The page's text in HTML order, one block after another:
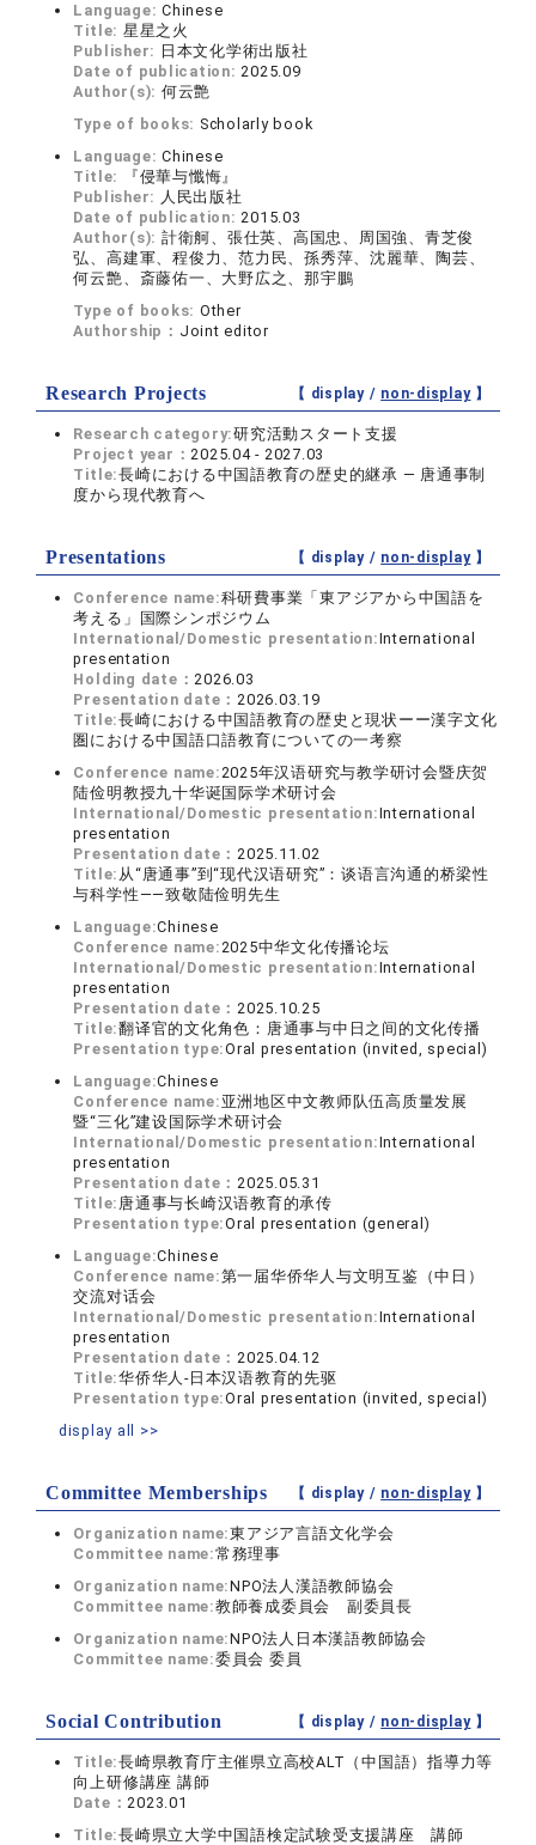
Language:Chinese
Title: 星星之火
Publisher: 日本文化学術出版社
Date of publication:2025.09
Author(s): 何云艶
Type of books: Scholarly book
Language:Chinese
Title:
『侵華与懺悔』
Publisher: 人民出版社
Date of publication:2015.03
Author(s): 計衛舸、張仕英、高国忠、周国強、青芝俊
弘、高建軍、程俊力、范力民、孫秀萍、沈麗華、陶芸、
何云艶、斎藤佑一、大野広之、那宇鵬
Type of books: Other
Authorship： Joint editor
Research Projects 【 display / non-display】
Research category:研究活動スタート支援
Project year：2025.04 - 2027.03
Title:長崎における中国語教育の歴史的継承 ― 唐通事制
度から現代教育へ
Presentations 【 display / non-display】
Conference name:科研費事業「東アジアから中国語を
考える」国際シンポジウム
International/Domestic presentation:International
presentation
Holding date：2026.03
Presentation date：2026.03.19
Title:長崎における中国語教育の歴史と現状ーー漢字文化
圏における中国語口語教育についての一考察
Conference name:2025年汉语研究与教学研讨会暨庆贺
陆俭明教授九十华诞国际学术研讨会
International/Domestic presentation:International
presentation
Presentation date：2025.11.02
Title: 从“唐通事”到“现代汉语研究”：谈语言沟通的桥梁性
与科学性——致敬陆俭明先生
Language:Chinese
Conference name:2025中华文化传播论坛
International/Domestic presentation:International
presentation
Presentation date：2025.10.25
Title:翻译官的文化角色：唐通事与中日之间的文化传播
Presentation type:Oral presentation (invited, special)
Language:Chinese
Conference name: 亚洲地区中文教师队伍高质量发展
暨“三化”建设国际学术研讨会
International/Domestic presentation:International
presentation
Presentation date：2025.05.31
Title: 唐通事与长崎汉语教育的承传
Presentation type:Oral presentation (general)
Language:Chinese
Conference name:第一届华侨华人与文明互鉴（中日）
交流对话会
International/Domestic presentation:International
presentation
Presentation date：2025.04.12
Title:华侨华人-日本汉语教育的先驱
Presentation type:Oral presentation (invited, special)
display all >>
Committee Memberships 【 display / non-display】
Organization name:東アジア言語文化学会
Committee name:常務理事
Organization name:NPO法人漢語教師協会
Committee name:教師養成委員会 副委員長
Organization name:NPO法人日本漢語教師協会
Committee name:委員会 委員
Social Contribution 【 display / non-display】
Title:長崎県教育庁主催県立高校ALT（中国語）指導力等
向上研修講座 講師
Date：2023.01
Title:長崎県立大学中国語検定試験受支援講座 講師